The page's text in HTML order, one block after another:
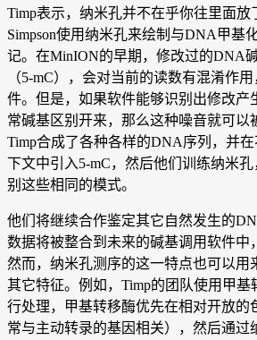
Timp表示，纳米孔并不在乎你往里面放
Simpson使用纳米孔来绘制与DNA甲基
记。在MinION的早期，修改过的DNA
（5-mC），会对当前的读数有混淆作
件。但是，如果软件能够识别出修改产
常碱基区别开来，那么这种噪音就可以
Timp合成了各种各样的DNA序列，并
下文中引入5-mC，然后他们训练纳米
别这些相同的模式。
他们将继续合作鉴定其它自然发生的
数据将被整合到未来的碱基调用软件中
然而，纳米孔测序的这一特点也可以用
其它特征。例如，Timp的团队使用甲
行处理，甲基转移酶优先在相对开放的
常与主动转录的基因相关），然后通过